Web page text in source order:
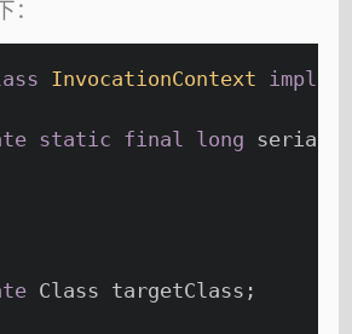
：
InvocationContext
static final long
Class targetClass;